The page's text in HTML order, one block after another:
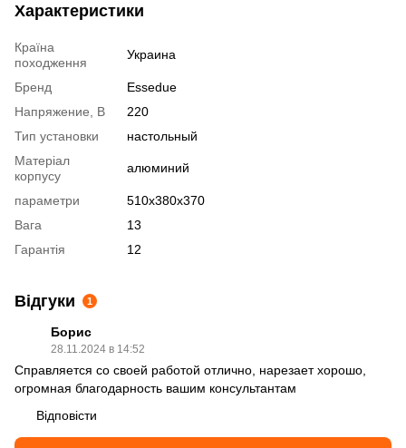
Характеристики
Країна
походження
Украина
Бренд
Essedue
Напряжение, В
220
Тип установки
настольный
Матеріал
корпусу
алюминий
параметри
510x380x370
Вага
13
Гарантія
12
Відгуки 1
Борис
28.11.2024 в 14:52
Справляется со своей работой отлично, нарезает хорошо,
огромная благодарность вашим консультантам
Відповісти